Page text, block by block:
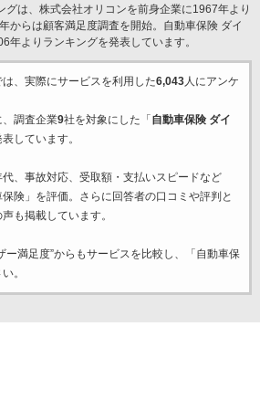
グは、株式会社オリコンを前身企業に1967年より
からは顧客満足度調査を開始。自動車保険 ダイ
年よりランキングを発表しています。
、実際にサービスを利用した6,043人にアンケ
調査企業9社を対象にした「 自動車保険 ダイ
しています。
、事故対応、受取額・支払いスピードなど
険」を評価。さらに回答者の口コミや評判と
も掲載しています。
ー満足度”からもサービスを比較し、「自動車保
。